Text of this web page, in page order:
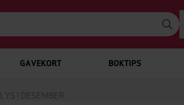
GAVEKORT BOKTIPS
I DESEMBER